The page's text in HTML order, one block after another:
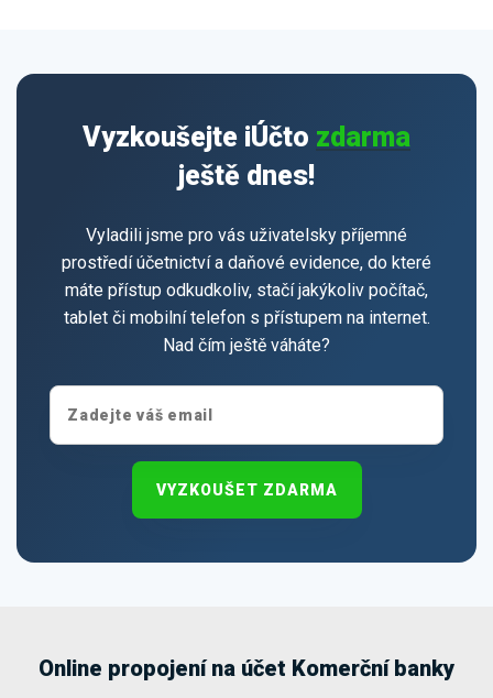
Vyzkoušejte iÚčto zdarma
ještě dnes!
Vyladili jsme pro vás uživatelsky příjemné
prostředí účetnictví a daňové evidence, do které
máte přístup odkudkoliv, stačí jakýkoliv počítač,
tablet či mobilní telefon s přístupem na internet.
Nad čím ještě váháte?
VYZKOUŠET ZDARMA
Online propojení na účet Komerční banky